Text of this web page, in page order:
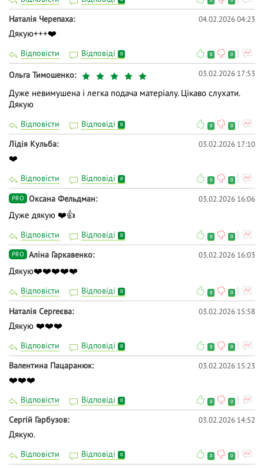
Наталія Черепаха 04.02.2026 04:23
Дякую+++❤️
Відповісти Відповіді 0 0 0
Ольга Тимошенко 03.02.2026 17:53
Дуже невимушена і легка подача матеріалу. Цікаво слухати.
Дякую
Відповісти Відповіді 0 0 0
Лідія Кульба 03.02.2026 17:10
❤️
Відповісти Відповіді 0 0 0
PRO Оксана Фельдман 03.02.2026 16:06
Дуже дякую ❤️👍
Відповісти Відповіді 0 0 0
PRO Аліна Гаркавенко 03.02.2026 16:03
Дякую❤️❤️❤️❤️❤️
Відповісти Відповіді 0 0 0
Наталія Сергеєва 03.02.2026 15:58
Дякую ❤️❤️❤️
Відповісти Відповіді 0 0 0
Валентина Пацаранюк 03.02.2026 15:23
❤️❤️❤️
Відповісти Відповіді 0 0 0
Сергій Гарбузов 03.02.2026 14:52
Дякую.
Відповісти Відповіді 0 0 0